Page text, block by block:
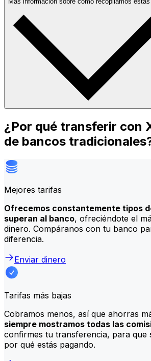
¿Por qué transferir con
de bancos
Mejores tarifas
Ofrecemos constantemente tipos
superan al banco, ofreciéndote el
dinero. Compáranos con tu banco
diferencia.
Enviar dinero
Tarifas más bajas
Cobramos menos, así que ahorras
siempre mostramos todas las
confirmes tu transferencia, para que
por qué estás pagando.